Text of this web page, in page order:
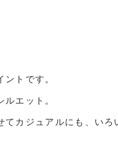
トです。
エット。
カジュアルにも、いろ